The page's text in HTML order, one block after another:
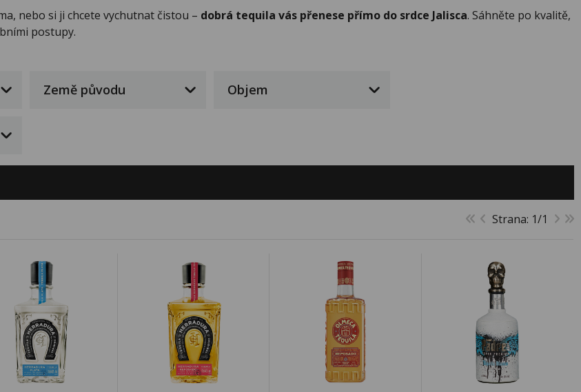
nebo si ji chcete vychutnat čistou – dobrá tequila vás přenese přímo do srdce Jalisca. Sáhněte po kvalitě,
postupy.
Země původu Objem
Strana: 1/1